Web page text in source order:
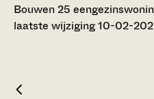
Bouwen 25
laatste wijziging 10-02-